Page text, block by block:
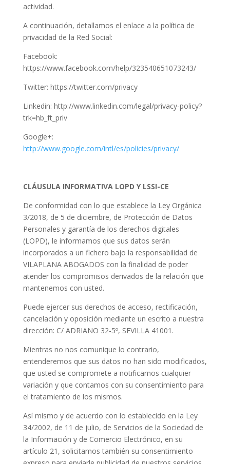
actividad.
A continuación, detallamos el enlace a la política de
privacidad de la Red Social:
Facebook:
https://www.facebook.com/help/323540651073243/
Twitter: https://twitter.com/privacy
Linkedin: http://www.linkedin.com/legal/privacy-policy?
trk=hb_ft_priv
Google+:
http://www.google.com/intl/es/policies/privacy/
CLÁUSULA INFORMATIVA LOPD Y LSSI-CE
De conformidad con lo que establece la Ley Orgánica
3/2018, de 5 de diciembre, de Protección de Datos
Personales y garantía de los derechos digitales
(LOPD), le informamos que sus datos serán
incorporados a un fichero bajo la responsabilidad de
VILAPLANA ABOGADOS con la finalidad de poder
atender los compromisos derivados de la relación que
mantenemos con usted.
Puede ejercer sus derechos de acceso, rectificación,
cancelación y oposición mediante un escrito a nuestra
dirección: C/ ADRIANO 32-5º, SEVILLA 41001.
Mientras no nos comunique lo contrario,
entenderemos que sus datos no han sido modificados,
que usted se compromete a notificarnos cualquier
variación y que contamos con su consentimiento para
el tratamiento de los mismos.
Así mismo y de acuerdo con lo establecido en la Ley
34/2002, de 11 de julio, de Servicios de la Sociedad de
la Información y de Comercio Electrónico, en su
artículo 21, solicitamos también su consentimiento